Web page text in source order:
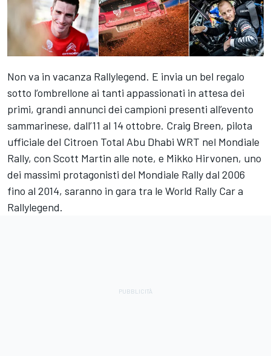
Non va in vacanza Rallylegend. E invia un bel regalo
sotto l’ombrellone ai tanti appassionati in attesa dei
primi, grandi annunci dei campioni presenti all’evento
sammarinese, dall’11 al 14 ottobre. Craig Breen, pilota
ufficiale del Citroen Total Abu Dhabi WRT nel Mondiale
Rally, con Scott Martin alle note, e Mikko Hirvonen, uno
dei massimi protagonisti del Mondiale Rally dal 2006
fino al 2014, saranno in gara tra le World Rally Car a
Rallylegend.